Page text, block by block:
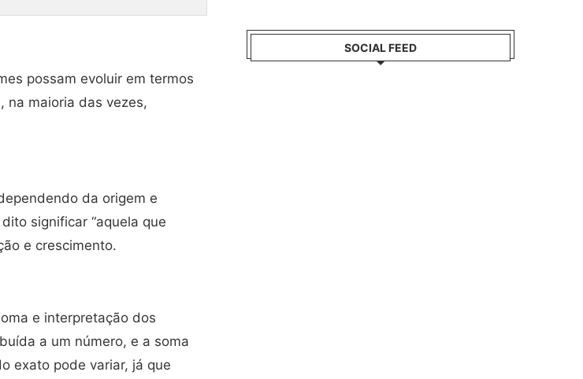
possam evoluir em termos
na maioria das vezes,
da origem e
significar “aquela que
e crescimento.
e interpretação dos
a um número, e a soma
exato pode variar, já que
SOCIAL FEED